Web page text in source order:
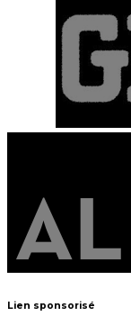
Lien sponsorisé